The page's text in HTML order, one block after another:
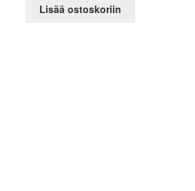
Lisää ostoskoriin